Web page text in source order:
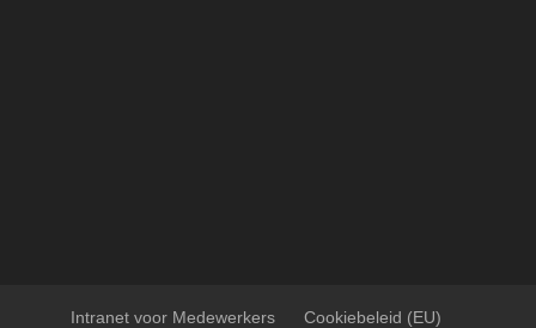
Intranet voor Medewerkers
Cookiebeleid (EU)